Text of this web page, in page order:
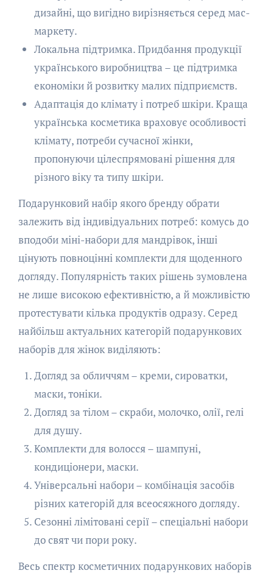
дизайні, що вигідно вирізняється серед мас-
маркету.
Локальна підтримка. Придбання продукції
українського виробництва – це підтримка
економіки й розвитку малих підприємств.
Адаптація до клімату і потреб шкіри. Краща
українська косметика враховує особливості
клімату, потреби сучасної жінки,
пропонуючи цілеспрямовані рішення для
різного віку та типу шкіри.
Подарунковий набір якого бренду обрати
залежить від індивідуальних потреб: комусь до
вподоби міні-набори для мандрівок, інші
цінують повноцінні комплекти для щоденного
догляду. Популярність таких рішень зумовлена
не лише високою ефективністю, а й можливістю
протестувати кілька продуктів одразу. Серед
найбільш актуальних категорій подарункових
наборів для жінок виділяють:
Догляд за обличчям – креми, сироватки,
маски, тоніки.
Догляд за тілом – скраби, молочко, олії, гелі
для душу.
Комплекти для волосся – шампуні,
кондиціонери, маски.
Універсальні набори – комбінація засобів
різних категорій для всеосяжного догляду.
Сезонні лімітовані серії – спеціальні набори
до свят чи пори року.
Весь спектр косметичних подарункових наборів